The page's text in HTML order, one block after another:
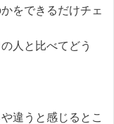
をできるだけチェ
人と比べてどう
違うと感じるとこ